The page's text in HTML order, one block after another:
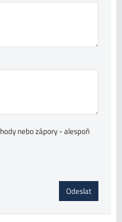
nebo zápory - alespoň
Odeslat